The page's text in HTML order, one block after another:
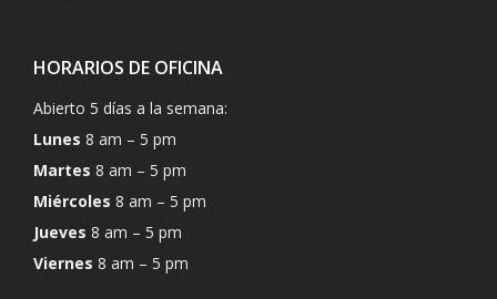
HORARIOS DE OFICINA
Abierto 5 días a la semana:
Lunes 8 am – 5 pm
Martes 8 am – 5 pm
Miércoles 8 am – 5 pm
Jueves 8 am – 5 pm
Viernes 8 am – 5 pm